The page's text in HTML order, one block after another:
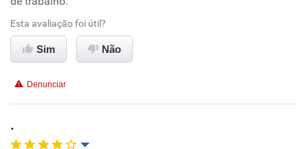
Ambiente de trabalho
Conciliação com a vida familiar
Esta avaliação foi útil?
Sim Não
Denunciar
.